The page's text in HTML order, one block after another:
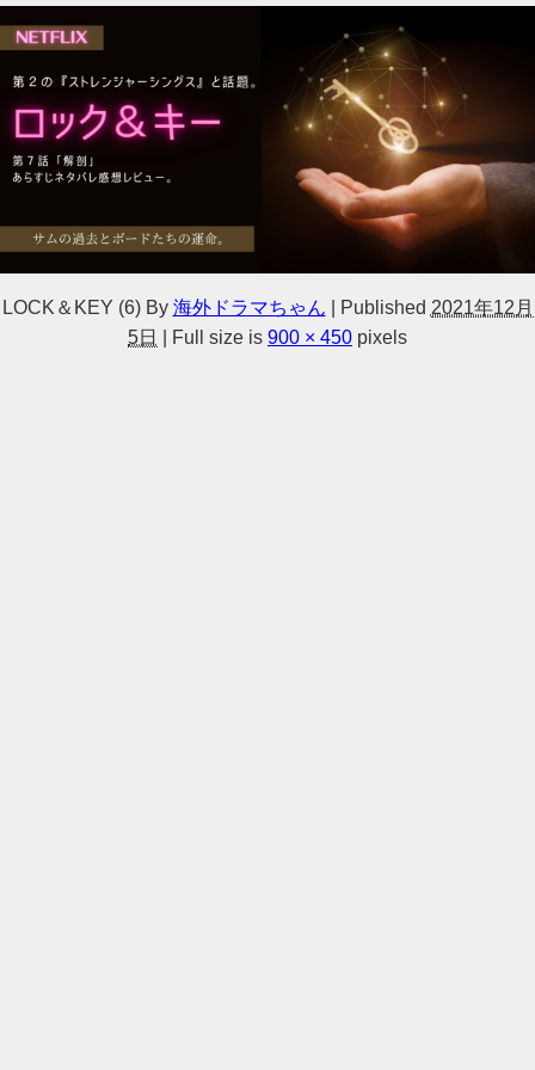
LOCK＆KEY (6) By 海外ドラマちゃん Published 2021年12月
5日
Full size is 900 × 450 pixels